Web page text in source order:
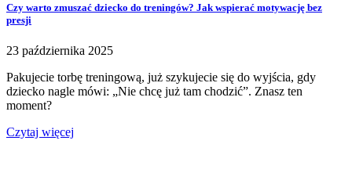
Czy warto zmuszać dziecko do treningów? Jak wspierać motywację bez
presji
23 października 2025
Pakujecie torbę treningową, już szykujecie się do wyjścia, gdy
dziecko nagle mówi: „Nie chcę już tam chodzić”. Znasz ten
moment?
Czytaj więcej